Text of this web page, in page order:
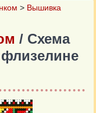
> Вышивка
/ Схема